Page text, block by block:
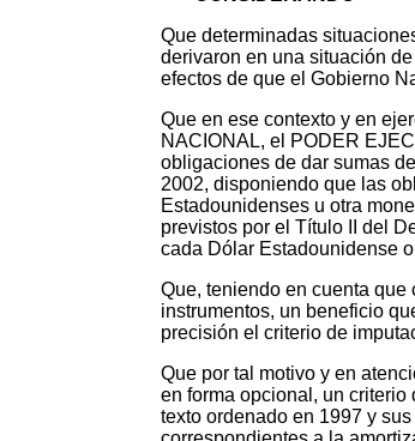
Que determinadas
derivaron en una situación
efectos de que el Gobierno
Que en ese contexto y en
NACIONAL, el PODER
obligaciones de dar sumas
2002, disponiendo que las
Estadounidenses u otra
previstos por el Título II del
cada Dólar Estadounidense
Que, teniendo en cuenta
instrumentos, un beneficio
precisión el criterio de
Que por tal motivo y en
en forma opcional, un
texto ordenado en 1997 y